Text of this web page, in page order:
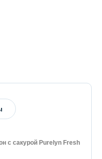
с сакурой Purelyn Fresh